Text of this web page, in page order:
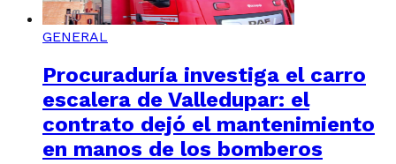
GENERAL
Procuraduría investiga el carro
escalera de Valledupar: el
contrato dejó el mantenimiento
en manos de los bomberos